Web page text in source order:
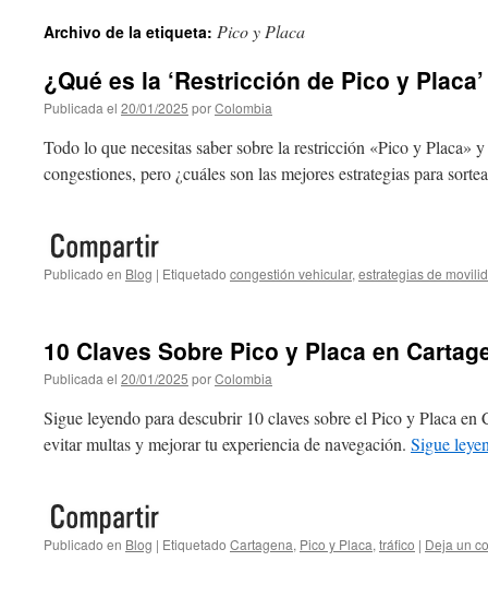
Archivo de la etiqueta: Pico y Placa
¿Qué es la ‘Restricción de Pico y
Publicada el 20/01/2025 porColombia
Todo lo que necesitas saber sobre la restricción «Pico y Placa»
congestiones, pero ¿cuáles son las mejores estrategias para
Publicado en Blog | Etiquetado congestión vehicular, estrategias de
10 Claves Sobre Pico y Placa en
Publicada el 20/01/2025 porColombia
Sigue leyendo para descubrir 10 claves sobre el Pico y Placa en
evitar multas y mejorar tu experiencia de navegación. Sigue
Publicado en Blog | Etiquetado Cartagena, Pico y Placa, tráfico | Deja un